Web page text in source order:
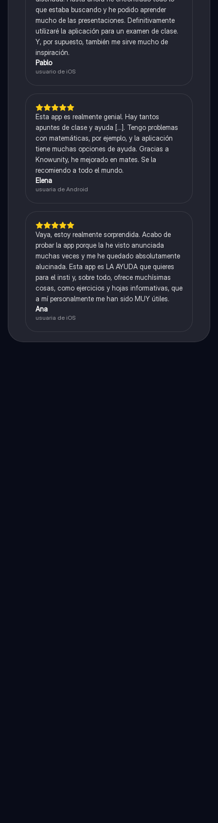
que estaba buscando y he podido aprender
mucho de las presentaciones. Definitivamente
utilizaré la aplicación para un examen de clase.
Y, por supuesto, también me sirve mucho de
inspiración.
Pablo
usuario de iOS
Esta app es realmente genial. Hay tantos
apuntes de clase y ayuda [...]. Tengo problemas
con matemáticas, por ejemplo, y la aplicación
tiene muchas opciones de ayuda. Gracias a
Knowunity, he mejorado en mates. Se la
recomiendo a todo el mundo.
Elena
usuaria de Android
Vaya, estoy realmente sorprendida. Acabo de
probar la app porque la he visto anunciada
muchas veces y me he quedado absolutamente
alucinada. Esta app es LA AYUDA que quieres
para el insti y, sobre todo, ofrece muchísimas
cosas, como ejercicios y hojas informativas, que
a mí personalmente me han sido MUY útiles.
Ana
usuaria de iOS